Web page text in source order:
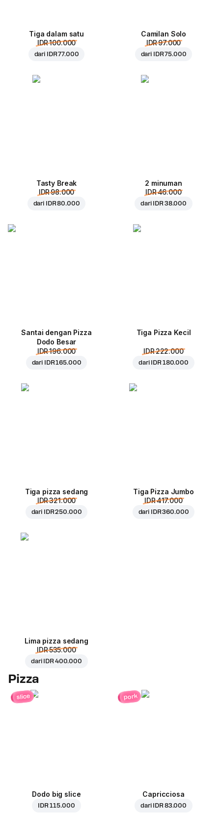
Tiga dalam satu
IDR 100.000
dari IDR 77.000
Camilan Solo
IDR 97.000
dari IDR 75.000
Tasty Break
IDR 98.000
dari IDR 80.000
2 minuman
IDR 46.000
dari IDR 38.000
Santai dengan Pizza
Dodo Besar
IDR 196.000
dari IDR 165.000
Tiga Pizza Kecil
IDR 222.000
dari IDR 180.000
Tiga pizza sedang
IDR 321.000
dari IDR 250.000
Tiga Pizza Jumbo
IDR 417.000
dari IDR 360.000
Lima pizza sedang
IDR 535.000
dari IDR 400.000
Pizza
slice
Dodo big slice
IDR 115.000
pork
Capricciosa
dari IDR 83.000